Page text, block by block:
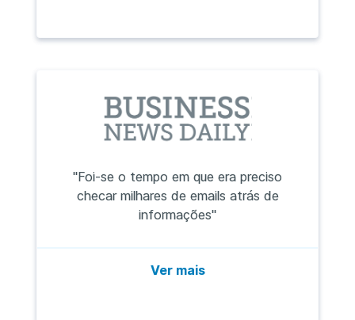
"Foi-se o tempo em que era preciso
checar milhares de emails atrás de
informações"
Ver mais